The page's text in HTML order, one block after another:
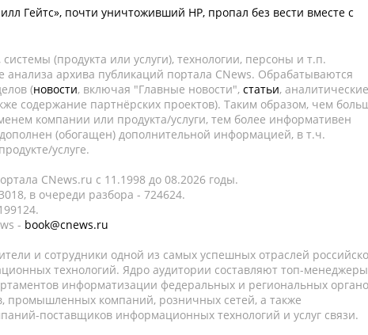
Гейтс», почти уничтоживший HP, пропал без вести вместе с
(продукта или услуги), технологии, персоны и т.п.
анализа архива публикаций портала CNews. Обрабатываются
(новости, включая "Главные новости", статьи, аналитические
содержание партнёрских проектов). Таким образом, чем
компании или продукта/услуги, тем более информативен
(обогащен) дополнительной информацией, в т.ч.
услуге.
CNews.ru c 11.1998 до 08.2026 годы.
в очереди разбора - 724624.
- book@cnews.ru
и сотрудники одной из самых успешных отраслей
технологий. Ядро аудитории составляют топ-
информатизации федеральных и региональных
промышленных компаний, розничных сетей, а также
поставщиков информационных технологий и услуг связи.